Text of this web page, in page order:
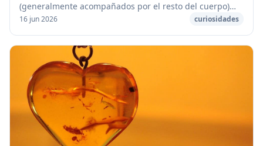
(generalmente acompañados por el resto del cuerpo)
del ser humano, que son provocados por (o de...
16 jun 2026 curiosidades